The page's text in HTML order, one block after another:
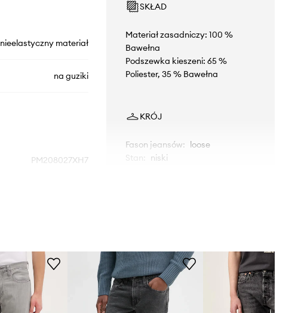
nieelastyczny materiał
na guziki
PM208027XH7
SKŁAD
Materiał zasadniczy: 100 %
Bawełna
Podszewka kieszeni: 65 %
Poliester, 35 % Bawełna
KRÓJ
Fason jeansów: loose
Stan
niski
31/32.
Rozmiarówka standardowa
Zalecamy wybór rozmiaru, jaki nosisz
zazwyczaj.